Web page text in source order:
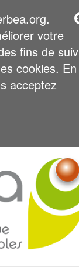
votre
fins de
cookies. En
acceptez